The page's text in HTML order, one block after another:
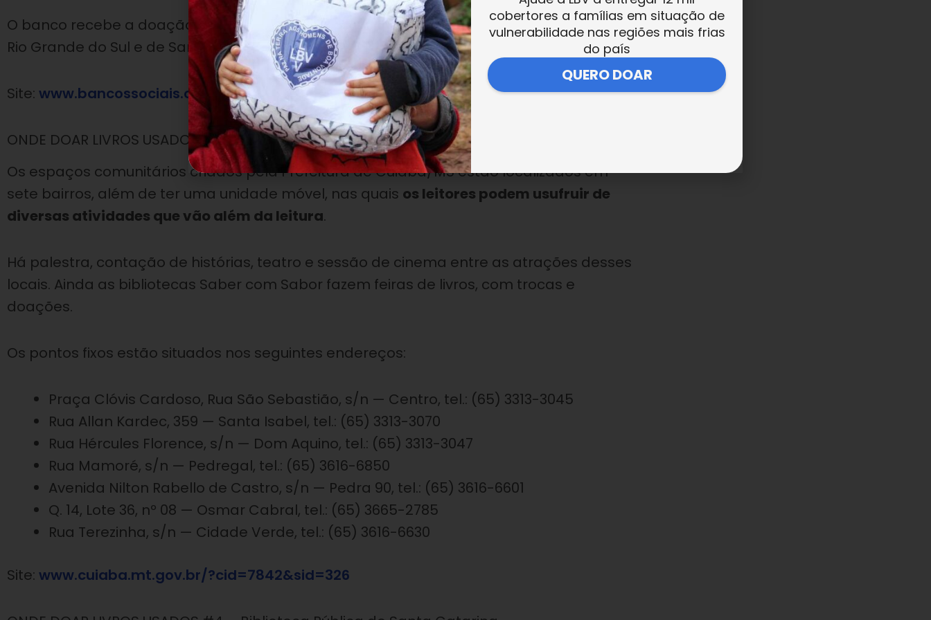
O banco recebe a doação de livros usados, higieniza-os e faz a entrega a entidades do
Rio Grande do Sul e de Santa Catarina.
Site: www.bancossociais.org.br/Hotsite/37/Banco-de-Livros/pt/Inicial
ONDE DOAR LIVROS USADOS #3 – Bibliotecas Saber com Sabor
Os espaços comunitários criados pela Prefeitura de Cuiabá/MS estão localizados em
sete bairros, além de ter uma unidade móvel, nas quais os leitores podem usufruir de
diversas atividades que vão além da leitura.
Há palestra, contação de histórias, teatro e sessão de cinema entre as atrações desses
locais. Ainda as bibliotecas Saber com Sabor fazem feiras de livros, com trocas e
doações.
Os pontos fixos estão situados nos seguintes endereços:
Praça Clóvis Cardoso, Rua São Sebastião, s/n — Centro, tel.: (65) 3313-3045
Rua Allan Kardec, 359 — Santa Isabel, tel.: (65) 3313-3070
Rua Hércules Florence, s/n — Dom Aquino, tel.: (65) 3313-3047
Rua Mamoré, s/n — Pedregal, tel.: (65) 3616-6850
Avenida Nilton Rabello de Castro, s/n — Pedra 90, tel.: (65) 3616-6601
Q. 14, Lote 36, nº 08 — Osmar Cabral, tel.: (65) 3665-2785
Rua Terezinha, s/n — Cidade Verde, tel.: (65) 3616-6630
Site: www.cuiaba.mt.gov.br/?cid=7842&sid=326
cobertores a famílias em situação de
vulnerabilidade nas regiões mais frias
do país
QUERO DOAR